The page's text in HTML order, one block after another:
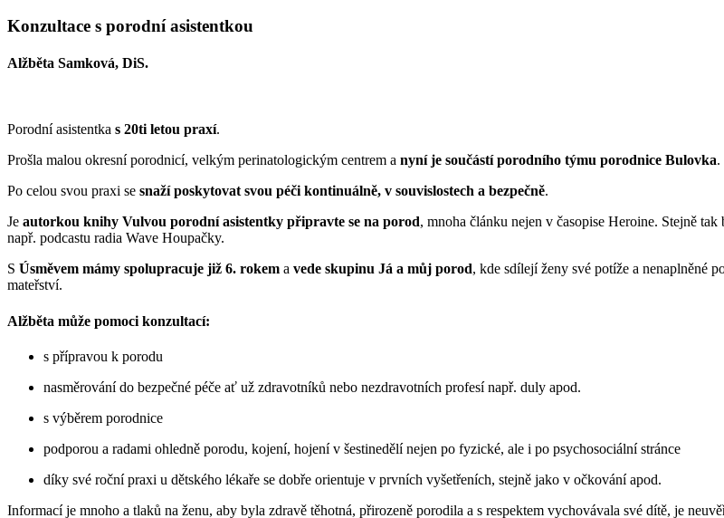
Konzultace s porodní asistentkou
Alžběta Samková, DiS.
Porodní asistentka s 20ti letou praxí.
Prošla malou okresní porodnicí, velkým perinatologickým centrem a nyní je součástí porodního týmu porodnice Bulovka.
Po celou svou praxi se snaží poskytovat svou péči kontinuálně, v souvislostech a bezpečně.
Je autorkou knihy Vulvou porodní asistentky připravte se na porod, mnoha článku nejen v časopise Heroine. Stejně
např. podcastu radia Wave Houpačky.
S Úsměvem mámy spolupracuje již 6. rokem a vede skupinu Já a můj porod, kde sdílejí ženy své potíže a nenaplněné
mateřství.
Alžběta může pomoci konzultací:
s přípravou k porodu
nasměrování do bezpečné péče ať už zdravotníků nebo nezdravotních profesí např. duly apod.
s výběrem porodnice
podporou a radami ohledně porodu, kojení, hojení v šestinedělí nejen po fyzické, ale i po psychosociální stránce
díky své roční praxi u dětského lékaře se dobře orientuje v prvních vyšetřeních, stejně jako v očkování apod.
Informací je mnoho a tlaků na ženu, aby byla zdravě těhotná, přirozeně porodila a s respektem vychovávala své dítě, je